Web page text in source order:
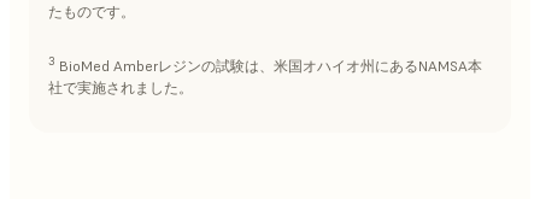
たものです。
3 BioMed Amberレジンの試験は、米国オハイオ州にあるNAMSA本
社で実施されました。